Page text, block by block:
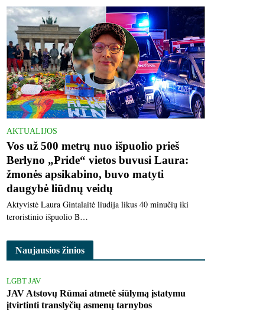
AKTUALIJOS
Vos už 500 metrų nuo išpuolio prieš
Berlyno „Pride“ vietos buvusi Laura:
žmonės apsikabino, buvo matyti
daugybė liūdnų veidų
Aktyvistė Laura Gintalaitė liudija likus 40 minučių iki
teroristinio išpuolio B…
Naujausios žinios
LGBT JAV
JAV Atstovų Rūmai atmetė siūlymą įstatymu
įtvirtinti translyčių asmenų tarnybos